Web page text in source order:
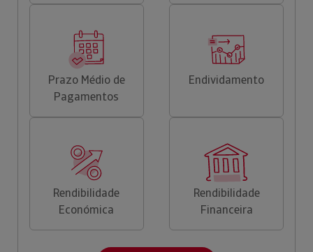
Prazo Médio de
Pagamentos
Endividamento
Rendibilidade
Económica
Rendibilidade
Financeira